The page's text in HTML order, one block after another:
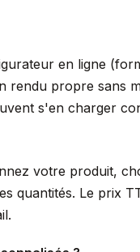
en ligne
propre sans
s'en charger
votre produit,
quantités. Le prix